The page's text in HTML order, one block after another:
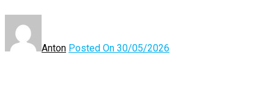
Anton Posted On 30/05/2026